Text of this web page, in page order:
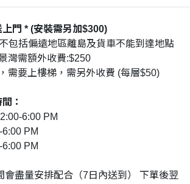
門 * (安裝需另加$300)
包括偏遠地區離島及貨車不能到達地點
灣需額外收費:$250
需要上樓梯，需另外收費 (每層$50)
：
6:00 PM
PM
PM
會盡量安排配合（7日內送到） 下單後翌